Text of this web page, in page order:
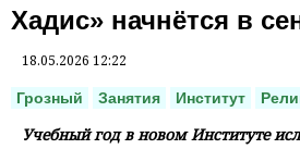
Хадис» начнётся в
18.05.2026 12:22
Грозный Занятия Институт
Учебный год в новом Институте